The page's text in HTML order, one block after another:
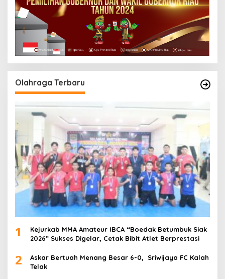
Olahraga Terbaru
1
Kejurkab MMA Amateur IBCA “Boedak Betumbuk Siak
2026” Sukses Digelar, Cetak Bibit Atlet Berprestasi
2
Askar Bertuah Menang Besar 6-0, Sriwijaya FC Kalah
Telak